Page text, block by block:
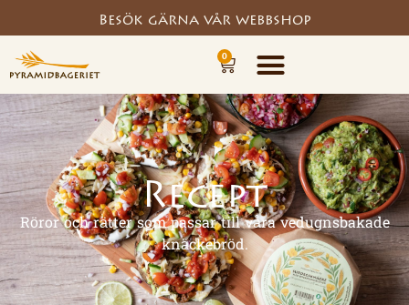
Besök gärna vår webbshop
0
Recept
Röror och rätter som passar till våra vedugnsbakade
knäckebröd.